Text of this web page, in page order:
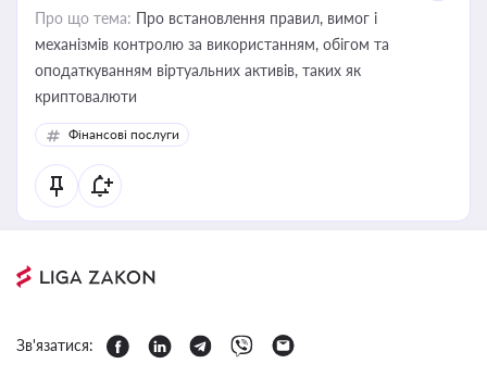
Про що тема: Про встановлення правил, вимог і
механізмів контролю за використанням, обігом та
оподаткуванням віртуальних активів, таких як
криптовалюти
Фінансові послуги
Зв'язатися: